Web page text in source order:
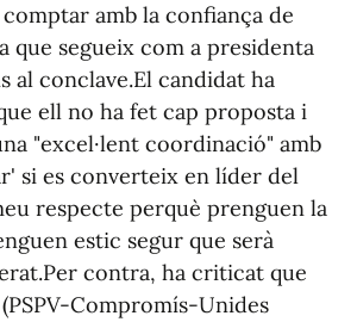
amb la confiança de
que segueix com a presidenta
al conclave.El candidat ha
ell no ha fet cap proposta i
"excel·lent coordinació" amb
si es converteix en líder del
respecte perquè prenguen la
estic segur que serà
contra, ha criticat que
Compromís-Unides